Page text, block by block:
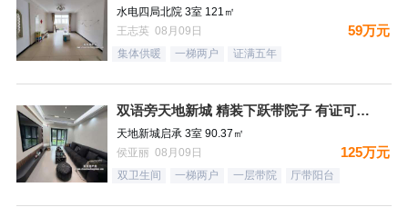
水电四局北院 3室 121㎡
王志英 08月09日
59万元
集体供暖 一梯两户 证满五年
双语旁天地新城 精装下跃带院子 有证可贷款
天地新城启承 3室 90.37㎡
侯亚丽 08月09日
125万元
双卫生间 一梯两户 一层带院 厅带阳台